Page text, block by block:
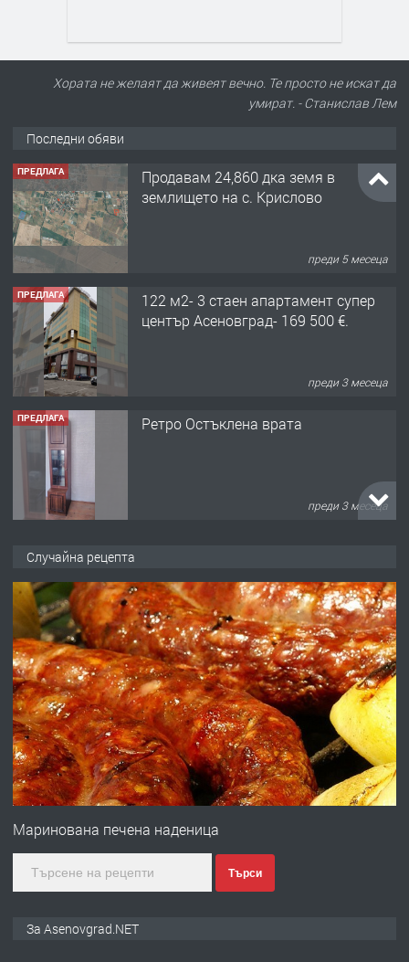
Хората не желаят да живеят вечно. Те просто не искат да
умират. - Станислав Лем
Последни обяви
ПРЕДЛАГА
Продавам 24,860 дка земя в
землището на с. Крислово
преди 5 месеца
ПРЕДЛАГА
122 м2- 3 стаен апартамент супер
център Асеновград- 169 500 €.
преди 3 месеца
ПРЕДЛАГА Ретро Остъклена врата
преди 3 месеца
преди 10 месеца
ПРЕДЛАГА
Професионална броячна машина -
със сертификат от ЕЦБ
преди 1 година
ПРЕДЛАГА
Професионална зеленчукорезачка
Случайна рецепта
Маринована печена наденица
Търси
За Asenovgrad.NET